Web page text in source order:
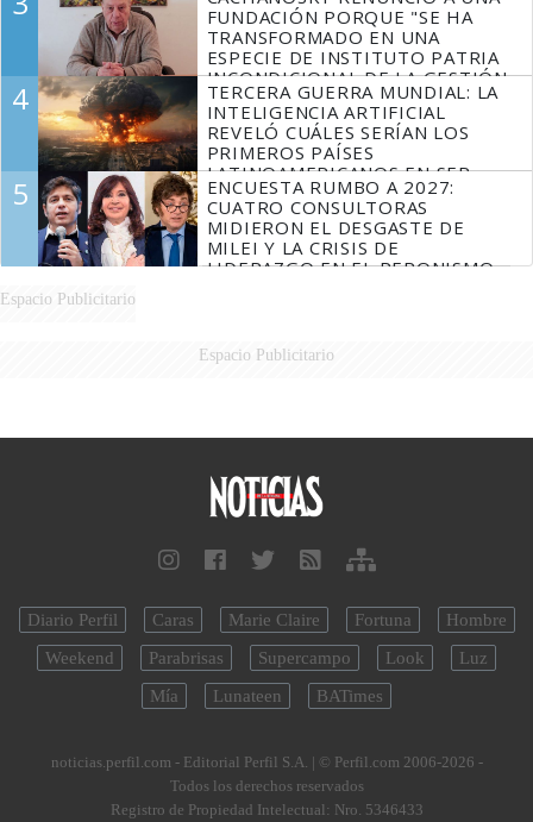
FUNDACIÓN PORQUE "SE HA
TRANSFORMADO EN UNA
ESPECIE DE INSTITUTO PATRIA
INCONDICIONAL DE LA GESTIÓN
DE MILEI"
4
TERCERA GUERRA MUNDIAL: LA
INTELIGENCIA ARTIFICIAL
REVELÓ CUÁLES SERÍAN LOS
PRIMEROS PAÍSES
LATINOAMERICANOS EN SER
DERROTADOS
5
ENCUESTA RUMBO A 2027:
CUATRO CONSULTORAS
MIDIERON EL DESGASTE DE
MILEI Y LA CRISIS DE
LIDERAZGO EN EL PERONISMO
Espacio Publicitario
Espacio Publicitario
Diario Perfil Caras Marie Claire Fortuna
Hombre
Weekend
Parabrisas Supercampo Look
Luz
Mía
Lunateen BATimes
noticias.perfil.com - Editorial Perfil S.A. | © Perfil.com 2006-2026 -
Todos los derechos reservados
Registro de Propiedad Intelectual: Nro. 5346433